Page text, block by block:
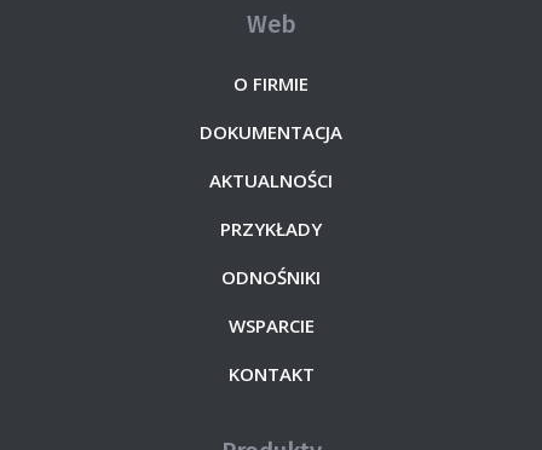
Web
O FIRMIE
DOKUMENTACJA
AKTUALNOŚCI
PRZYKŁADY
ODNOŚNIKI
WSPARCIE
KONTAKT